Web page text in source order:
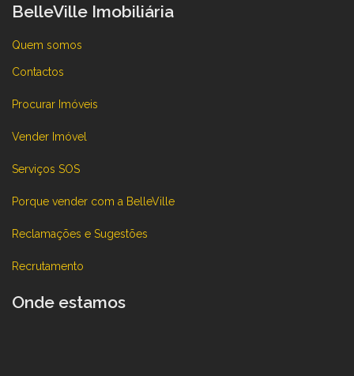
BelleVille Imobiliária
Quem somos
Contactos
Procurar Imóveis
Vender Imóvel
Serviços SOS
Porque vender com a BelleVille
Reclamações e Sugestões
Recrutamento
Onde estamos